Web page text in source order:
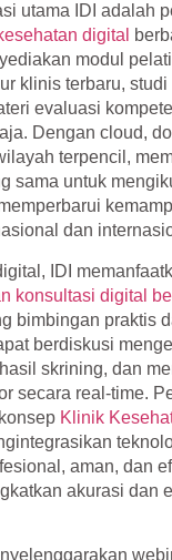
utama IDI adalah
digital
modul
klinis terbaru, studi
evaluasi
Dengan cloud,
terpencil,
sama untuk
dan
IDI
konsultasi digital
bimbingan praktis
berdiskusi
skrining, dan
secara real-time.
Klinik
aman, dan
akurasi dan